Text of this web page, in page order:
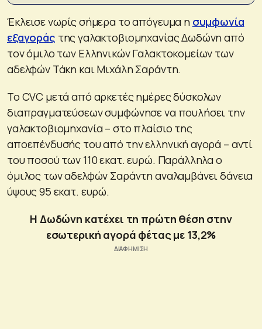
Έκλεισε νωρίς σήμερα το απόγευμα η συμφωνία
εξαγοράς της γαλακτοβιομηχανίας Δωδώνη από
τον όμιλο των Ελληνικών Γαλακτοκομείων των
αδελφών Τάκη και Μιχάλη Σαράντη.
Το CVC μετά από αρκετές ημέρες δύσκολων
διαπραγματεύσεων συμφώνησε να πουλήσει την
γαλακτοβιομηχανία – στο πλαίσιο της
αποεπένδυσής του από την ελληνική αγορά – αντί
του ποσού των 110 εκατ. ευρώ. Παράλληλα ο
όμιλος των αδελφών Σαράντη αναλαμβάνει δάνεια
ύψους 95 εκατ. ευρώ.
Η Δωδώνη κατέχει τη πρώτη θέση στην
εσωτερική αγορά φέτας με 13,2%